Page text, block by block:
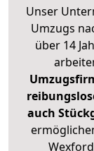
Unser
Umzugs
über 14
auch